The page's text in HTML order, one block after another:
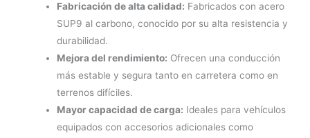
Fabricación de alta calidad: Fabricados con acero
SUP9 al carbono, conocido por su alta resistencia y
durabilidad.
Mejora del rendimiento: Ofrecen una conducción
más estable y segura tanto en carretera como en
terrenos difíciles.
Mayor capacidad de carga: Ideales para vehículos
equipados con accesorios adicionales como